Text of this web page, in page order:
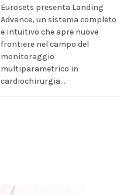
Eurosets presenta Landing
Advance, un sistema completo
e intuitivo che apre nuove
frontiere nel campo del
monitoraggio
multiparametrico in
cardiochirurgia...